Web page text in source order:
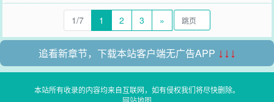
1/7 1 2 3 »
追看新章节，下载本站客户端无广告APP ↓↓↓
本站所有收录的内容均来自互联网，如有侵权我们将尽快删除。
网站地图